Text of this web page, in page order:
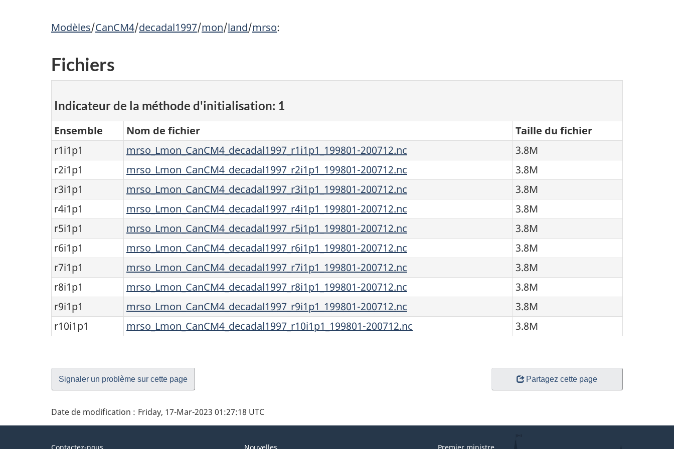
Modèles/CanCM4/decadal1997/mon/land/mrso:
Fichiers
Indicateur de la méthode d'initialisation: 1
Ensemble Nom de fichier
Taille du fichier
r1i1p1
mrso_Lmon_CanCM4_decadal1997_r1i1p1_199801-200712.nc
3.8M
r2i1p1
mrso_Lmon_CanCM4_decadal1997_r2i1p1_199801-200712.nc
3.8M
r3i1p1
mrso_Lmon_CanCM4_decadal1997_r3i1p1_199801-200712.nc
3.8M
r4i1p1
mrso_Lmon_CanCM4_decadal1997_r4i1p1_199801-200712.nc
3.8M
r5i1p1
mrso_Lmon_CanCM4_decadal1997_r5i1p1_199801-200712.nc
3.8M
r6i1p1
mrso_Lmon_CanCM4_decadal1997_r6i1p1_199801-200712.nc
3.8M
r7i1p1
mrso_Lmon_CanCM4_decadal1997_r7i1p1_199801-200712.nc
3.8M
r8i1p1
mrso_Lmon_CanCM4_decadal1997_r8i1p1_199801-200712.nc
3.8M
r9i1p1
mrso_Lmon_CanCM4_decadal1997_r9i1p1_199801-200712.nc
3.8M
r10i1p1
mrso_Lmon_CanCM4_decadal1997_r10i1p1_199801-200712.nc 3.8M
Signaler un problème sur cette page Partagez cette page
Date de modification : Friday, 17-Mar-2023 01:27:18 UTC
Contactez-nous Nouvelles Premier ministre